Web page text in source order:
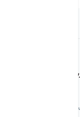
فروشگاه
در امر تولید و